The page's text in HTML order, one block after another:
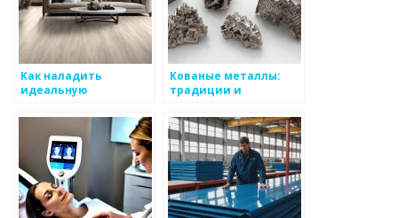
Как наладить
идеальную
для разработки
смотровых
металоизделий
Кованые металлы:
традиции и